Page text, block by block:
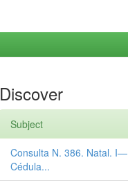
Discover
Subject
Consulta N. 386. Natal. I—
Cédula...